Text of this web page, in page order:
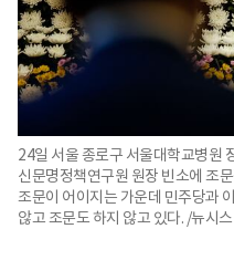
24일 서울 종로구 서울대학교병원
신문명정책연구원 원장 빈소에 조
조문이 어이지는 가운데 민주당과
않고 조문도 하지 않고 있다. /뉴시스